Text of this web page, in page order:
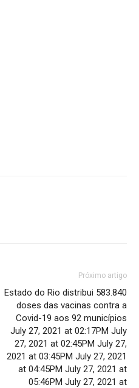
Próximo artigo
Estado do Rio distribui 583.840
doses das vacinas contra a
Covid-19 aos 92 municípios
July 27, 2021 at 02:17PM July
27, 2021 at 02:45PM July 27,
2021 at 03:45PM July 27, 2021
at 04:45PM July 27, 2021 at
05:46PM July 27, 2021 at